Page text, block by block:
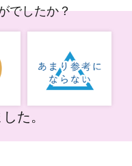
でしたか？
た。